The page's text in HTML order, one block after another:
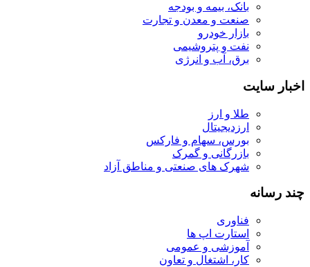
بانک، بیمه و بودجه
صنعت و معدن و تجارت
بازار خودرو
نفت و پتروشیمی
برق، آب و انرژی
اخبار سایت
طلا و ارز
ارزدیجیتال
بورس، سهام و فارکس
بازرگانی و گمرک
شهرک های صنعتی و مناطق آزاد
چند رسانه
فناوری
استارت اپ ها
آموزشی و عمومی
کار، اشتغال و تعاون